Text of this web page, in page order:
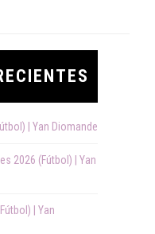
| Yan Diomande
2026 (Fútbol) | Yan
| Yan